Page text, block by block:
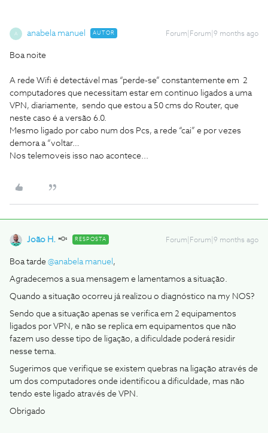
A anabela manuel AUTOR Forum|Forum|9 months ago
Boa noite
A rede Wifi é detectável mas “perde-se” constantemente em 2
computadores que necessitam estar em continuo ligados a uma
VPN, diariamente, sendo que estou a 50 cms do Router, que
neste caso é a versão 6.0.
Mesmo ligado por cabo num dos Pcs, a rede “cai” e por vezes
demora a “voltar…
Nos telemoveis isso nao acontece...
João H. RESPOSTA Forum|Forum|9 months ago
Boa tarde ​ @anabela manuel ,
Agradecemos a sua mensagem e lamentamos a situação.
Quando a situação ocorreu já realizou o diagnóstico na my NOS?
Sendo que a situação apenas se verifica em 2 equipamentos
ligados por VPN, e não se replica em equipamentos que não
fazem uso desse tipo de ligação, a dificuldade poderá residir
nesse tema.
Sugerimos que verifique se existem quebras na ligação através de
um dos computadores onde identificou a dificuldade, mas não
tendo este ligado através de VPN.
Obrigado